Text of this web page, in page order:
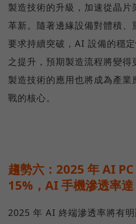
製造技術的升級，加速從晶片
革新。隨著邊緣設備對體積、
要求持續突破，AI 設備的穩
之提升，預期製造流程將變得
製造技術的應用也將成為產業
戰的核心。
趨勢六：2025 年 AI
15%，AI 手機滲透率
2025 年 AI 終端滲透率將有